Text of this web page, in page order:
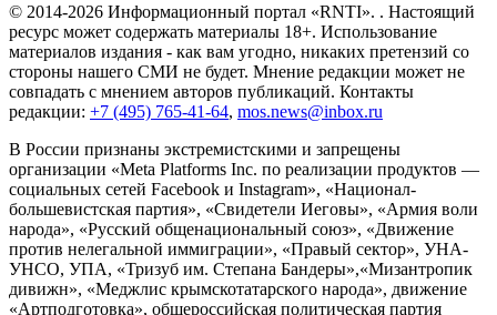
© 2014-2026 Информационный портал «RNTI». . Настоящий
ресурс может содержать материалы 18+. Использование
материалов издания - как вам угодно, никаких претензий со
стороны нашего СМИ не будет. Мнение редакции может не
совпадать с мнением авторов публикаций. Контакты
редакции: +7 (495) 765-41-64, mos.news@inbox.ru
В России признаны экстремистскими и запрещены
организации «Meta Platforms Inc. по реализации продуктов —
социальных сетей Facebook и Instagram», «Национал-
большевистская партия», «Свидетели Иеговы», «Армия воли
народа», «Русский общенациональный союз», «Движение
против нелегальной иммиграции», «Правый сектор», УНА-
УНСО, УПА, «Тризуб им. Степана Бандеры»,«Мизантропик
дивижн», «Меджлис крымскотатарского народа», движение
«Артподготовка», общероссийская политическая партия